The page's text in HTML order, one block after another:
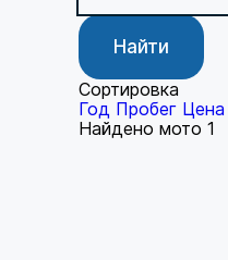
Найти
Сортировка
Год Пробег Цена
Найдено мото 1